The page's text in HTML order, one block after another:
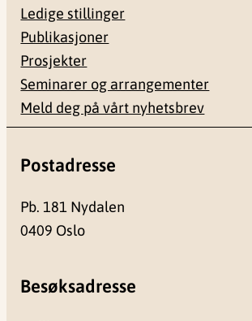
Ledige stillinger
Publikasjoner
Prosjekter
Seminarer og arrangementer
Meld deg på vårt nyhetsbrev
Postadresse
Pb. 181 Nydalen
0409 Oslo
Besøksadresse